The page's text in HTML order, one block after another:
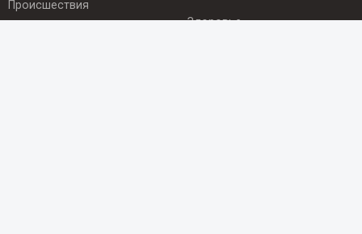
Происшествия
Здоровье